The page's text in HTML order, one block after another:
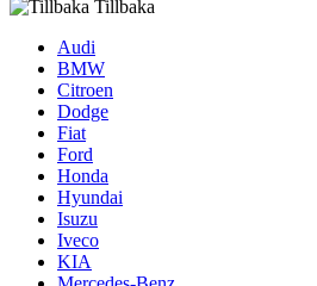
Tillbaka
Audi
BMW
Citroen
Dodge
Fiat
Ford
Honda
Hyundai
Isuzu
Iveco
KIA